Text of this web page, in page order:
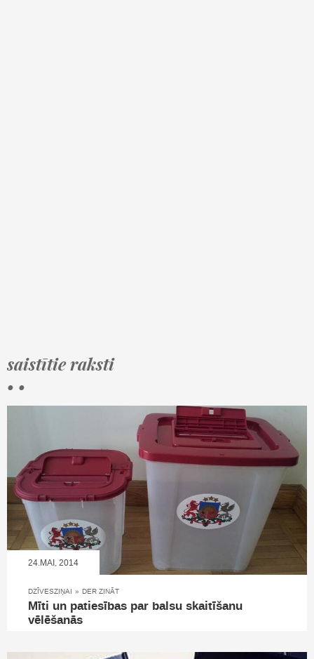
saistītie raksti
• •
24.MAI, 2014
DZĪVESZIŅAI » DER ZINĀT
Mīti un patiesības par balsu skaitīšanu
vēlēšanās